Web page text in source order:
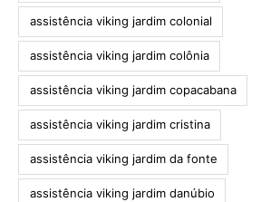
assistência viking jardim colonial
assistência viking jardim colônia
assistência viking jardim copacabana
assistência viking jardim cristina
assistência viking jardim da fonte
assistência viking jardim danúbio